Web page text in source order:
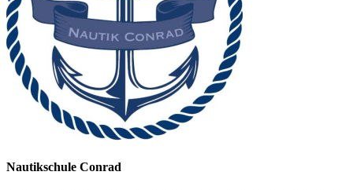
Nautikschule Conrad